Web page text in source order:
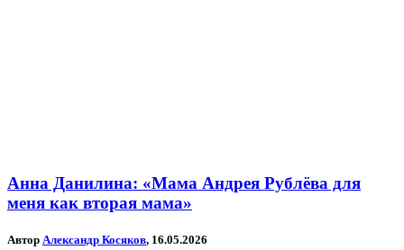
Анна Данилина: «Мама Андрея Рублёва для
меня как вторая мама»
Автор Александр Косяков, 16.05.2026